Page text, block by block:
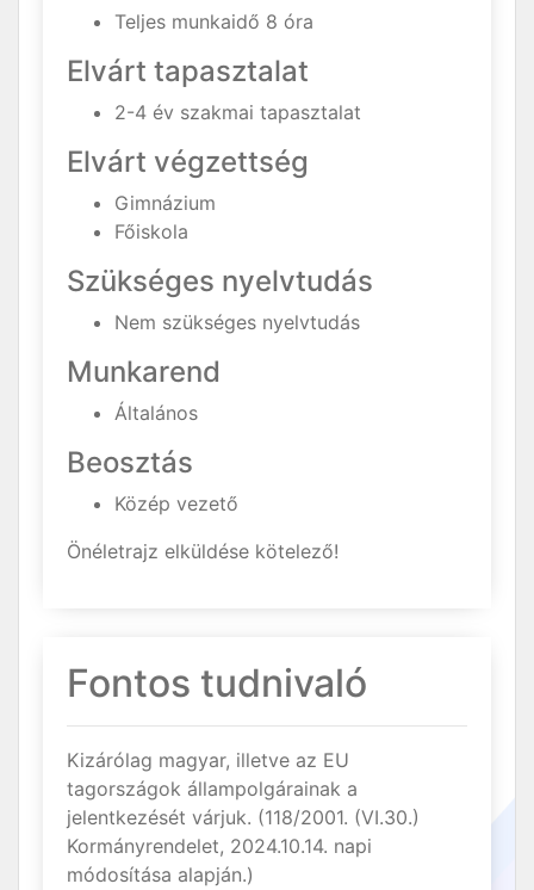
Teljes munkaidő 8 óra
Elvárt tapasztalat
2-4 év szakmai tapasztalat
Elvárt végzettség
Gimnázium
Főiskola
Szükséges nyelvtudás
Nem szükséges nyelvtudás
Munkarend
Általános
Beosztás
Közép vezető
Önéletrajz elküldése kötelező!
Fontos tudnivaló
Kizárólag magyar, illetve az EU
tagországok állampolgárainak a
jelentkezését várjuk. (118/2001. (VI.30.)
Kormányrendelet, 2024.10.14. napi
módosítása alapján.)